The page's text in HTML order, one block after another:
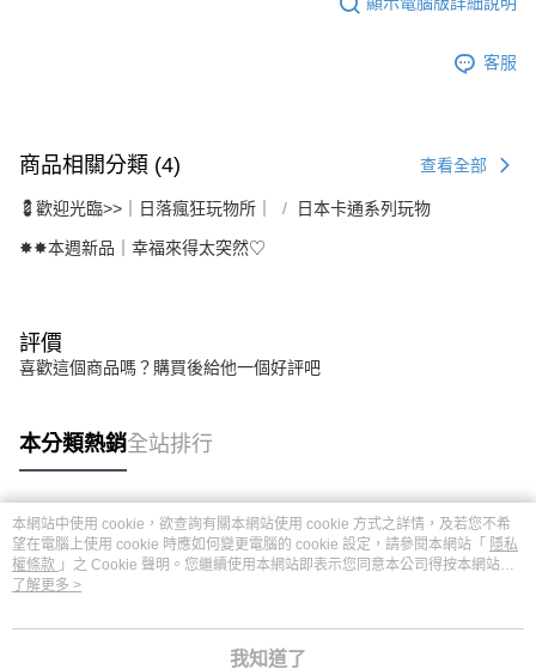
客服
商品相關分類 (4) 查看全部
💈歡迎光臨>>｜日落瘋狂玩物所｜ 日本卡通系列玩物
✸✸本週新品｜幸福來得太突然♡
評價
喜歡這個商品嗎？購買後給他一個好評吧
本分類熱銷全站排行
熱門標籤
本網站中使用 cookie，欲查詢有關本網站使用 cookie 方式之詳情，及若您不希
望在電腦上使用 cookie 時應如何變更電腦的 cookie 設定，請參閱本網站「 隱私
權條款 」之 Cookie 聲明。您繼續使用本網站即表示您同意本公司得按本網站使
用條款之 Cookie 聲明使用 cookie。
了解更多 >
我知道了